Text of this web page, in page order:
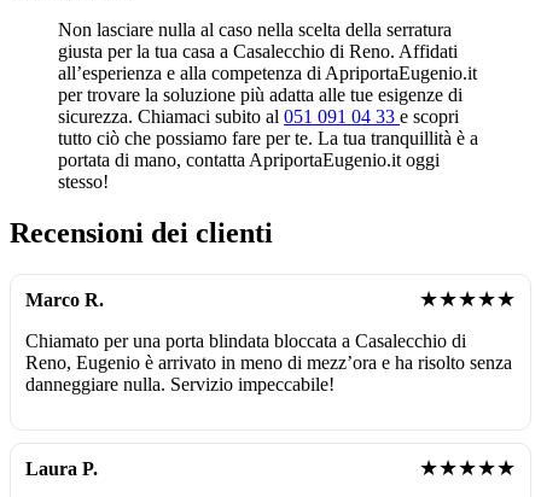
Non lasciare nulla al caso nella scelta della serratura
giusta per la tua casa a Casalecchio di Reno. Affidati
all’esperienza e alla competenza di ApriportaEugenio.it
per trovare la soluzione più adatta alle tue esigenze di
sicurezza. Chiamaci subito al 051 091 04 33 e scopri
tutto ciò che possiamo fare per te. La tua tranquillità è a
portata di mano, contatta ApriportaEugenio.it oggi
stesso!
Recensioni dei clienti
Marco R. ★★★★★
Chiamato per una porta blindata bloccata a Casalecchio di
Reno, Eugenio è arrivato in meno di mezz’ora e ha risolto senza
danneggiare nulla. Servizio impeccabile!
Laura P. ★★★★★